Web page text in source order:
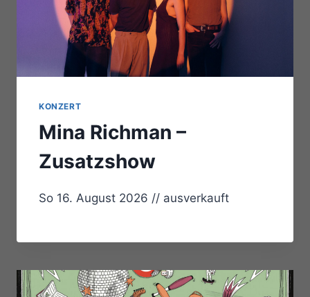
KONZERT
Mina Richman –
Zusatzshow
So 16. August 2026 // ausverkauft